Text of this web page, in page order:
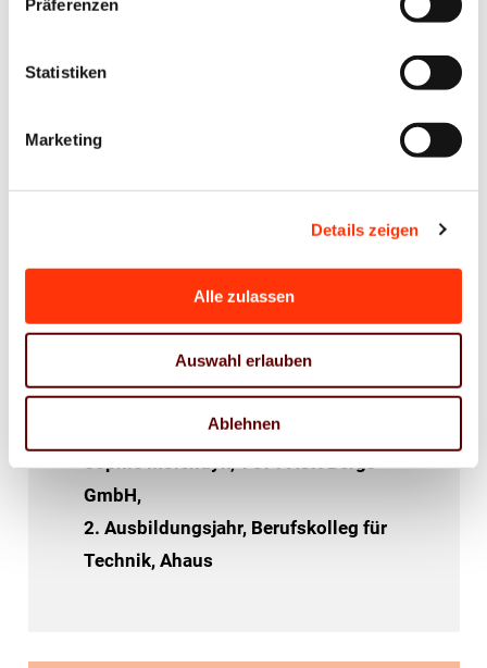
Präferenzen
Statistiken
Marketing
Details zeigen
Alle zulassen
Auswahl erlauben
Ablehnen
Sophie Molendyk, TOPPACK Bergs
GmbH,
2. Ausbildungsjahr, Berufskolleg für
Technik, Ahaus